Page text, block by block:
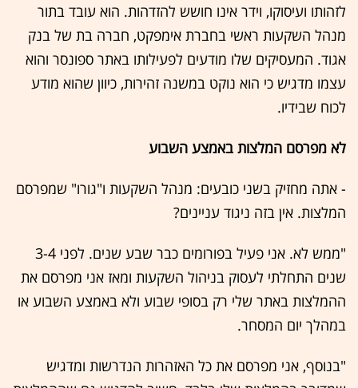
לזהותו ועיסוקו, וידר אינו חושש להזדהות. הוא עובד בתור
מנהל השקעות ראשי בחברת אימפקט, חברה בת של בנק
אגוד. המעסיקים שלו מודעים לפעילותו באתר ספונסר והוא
עצמו מדגיש כי הוא נוקט במשנה זהירות, כיוון שהוא מודע
לכוח שבידיו.
לא מפרסם המלצות באמצע השבוע
- אתה מחזיק בשני כובעים: מנהל השקעות ו"גורו" שמפרסם
המלצות. אין בזה ניגוד עניינים?
"ממש לא. אני פעיל בפורומים כבר שבע שנים. לפני 3-4
שנים התחלתי לעסוק בניהול השקעות ומאז אני מפרסם את
ההמלצות באתר שלי רק בסופי שבוע ולא באמצע השבוע או
במהלך יום המסחר.
"בנוסף, אני מפרסם את כל האזהרות הנדרשות ומדגיש